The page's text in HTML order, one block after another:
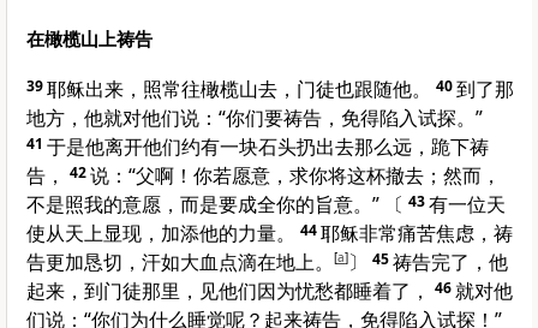
在橄榄山上祷告
39耶稣出来，照常往橄榄山去，门徒也跟随他。 40到了那
地方，他就对他们说：“你们要祷告，免得陷入试探。”
41 于是他离开他们约有一块石头扔出去那么远，跪下祷
告，
42说：“父啊！你若愿意，求你将这杯撤去；然而，
不是照我的意愿，而是要成全你的旨意。” 〔 43有一位天
使从天上显现，加添他的力量。
44耶稣非常痛苦焦虑，祷
告更加恳切，汗如大血点滴在地上。
[a]〕 45祷告完了，他
起来，到门徒那里，见他们因为忧愁都睡着了，
46就对他
们说：“你们为什么睡觉呢？起来祷告，免得陷入试探！”